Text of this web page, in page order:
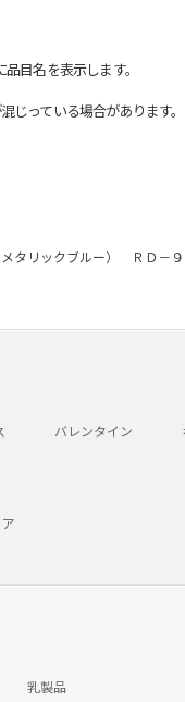
目名を表示します。
ている場合があります
タリックブルー） ＲＤ－９
バレンタイン
乳製品